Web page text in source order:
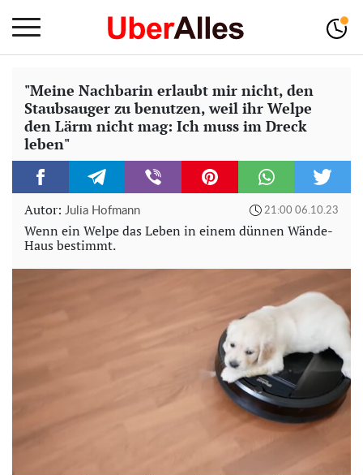
"Meine Nachbarin erlaubt mir nicht, den
Staubsauger zu benutzen, weil ihr Welpe
den Lärm nicht mag: Ich muss im Dreck
leben"
Autor: Julia Hofmann 21:00 06.10.23
Wenn ein Welpe das Leben in einem dünnen Wände-
Haus bestimmt.